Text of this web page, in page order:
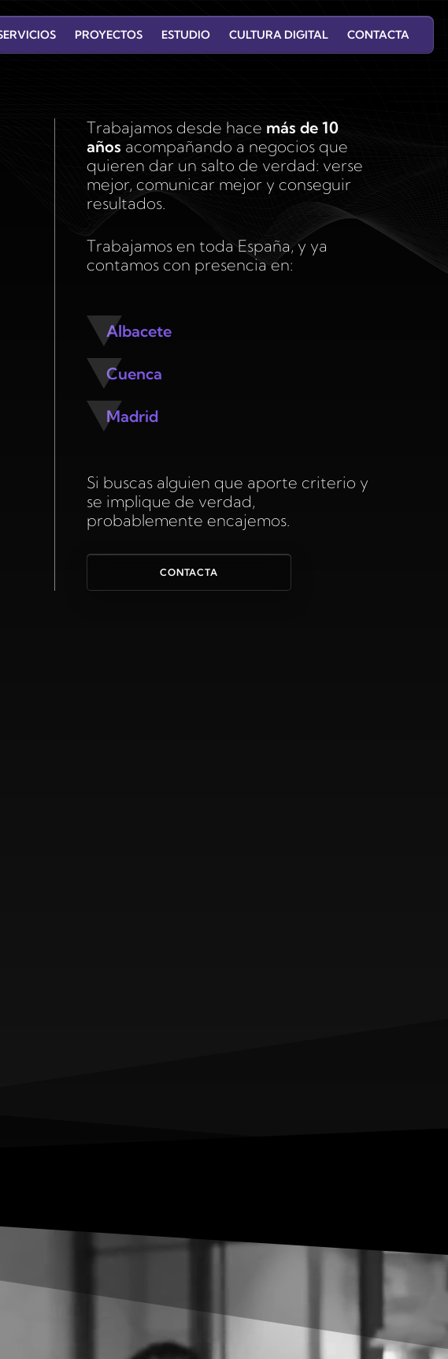
PROYECTOS ESTUDIO CULTURA DIGITAL CONTACTA
FOTOGRAFÍA
CON IA
Trabajamos desde hace más de 10
años acompañando a negocios que
quieren dar un salto de verdad: verse
mejor, comunicar mejor y conseguir
resultados.
Trabajamos en toda España, y ya
contamos con presencia en:
Albacete
Cuenca
Madrid
Si buscas alguien que aporte criterio y
se implique de verdad,
probablemente encajemos.
CONTACTA